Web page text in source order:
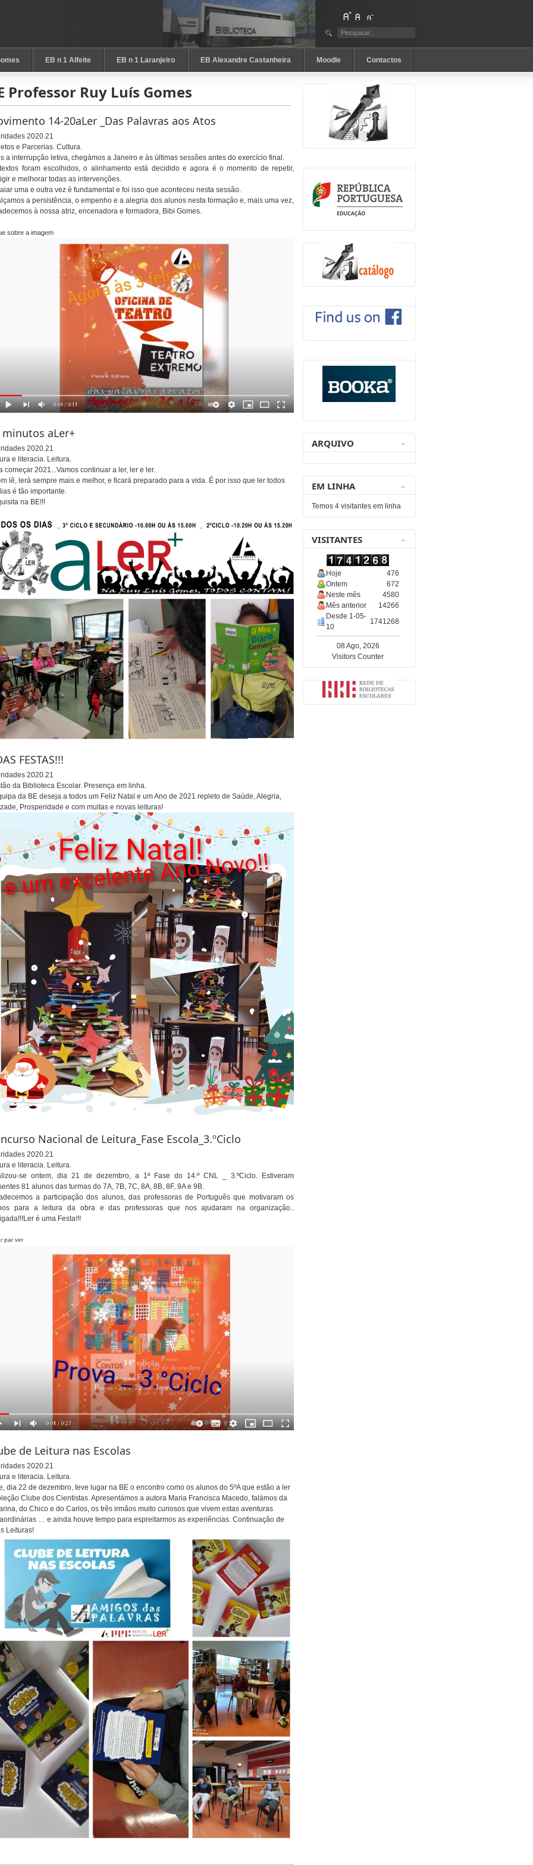
EB n 1 Alfeite EB n 1 Laranjeiro EB Alexandre Castanheira Moodle Contactos
Professor Ruy Luís Gomes
14-20aLer _Das Palavras aos Atos
2020.21
e Parcerias. Cultura.
a interrupção letiva, chegámos a Janeiro e às últimas sessões antes do exercício final.
foram escolhidos, o alinhamento está decidido e agora é o momento de repetir,
e melhorar todas as intervenções.
uma e outra vez é fundamental e foi isso que aconteceu nesta sessão.
a persistência, o empenho e a alegria dos alunos nesta formação e, mais uma vez,
à nossa atriz, encenadora e formadora, Bibi Gomes.
sobre a imagem
minutos aLer+
2020.21
e literacia. Leitura.
começar 2021...Vamos continuar a ler, ler e ler.
lê, lerá sempre mais e melhor, e ficará preparado para a vida. É por isso que ler todos
é tão importante.
na BE!!!
FESTAS!!!
2020.21
da Biblioteca Escolar. Presença em linha.
da BE deseja a todos um Feliz Natal e um Ano de 2021 repleto de Saúde, Alegria,
Prosperidade e com muitas e novas leituras!
Nacional de Leitura_Fase Escola_3.ºCiclo
2020.21
e literacia. Leitura.
se ontem, dia 21 de dezembro, a 1ª Fase do 14.º CNL _ 3.ºCiclo. Estiveram
81 alunos das turmas do 7A, 7B, 7C, 8A, 8B, 8F, 9A e 9B.
a participação dos alunos, das professoras de Português que motivaram os
para a leitura da obra e das professoras que nos ajudaram na organização..
é uma Festa!!!
par ver
de Leitura nas Escolas
2020.21
e literacia. Leitura.
dia 22 de dezembro, teve lugar na BE o encontro como os alunos do 5ºA que estão a ler
Clube dos Cientistas. Apresentámos a autora Maria Francisca Macedo, falámos da
do Chico e do Carlos, os três irmãos muito curiosos que vivem estas aventuras
… e ainda houve tempo para espreitarmos as experiências. Continuação de
Leituras!
ARQUIVO
EM LINHA
Temos 4 visitantes em linha
VISITANTES
Hoje
476
Ontem
672
Neste mês
4580
Mês anterior
14266
Desde 1-05-
10
1741268
08 Ago, 2026
Visitors Counter